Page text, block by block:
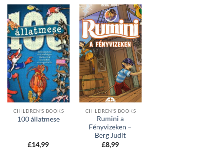
CHILDREN'S BOOKS
100 állatmese
£14,99
CHILDREN'S BOOKS
Rumini a
Fényvizeken –
Berg Judit
£8,99